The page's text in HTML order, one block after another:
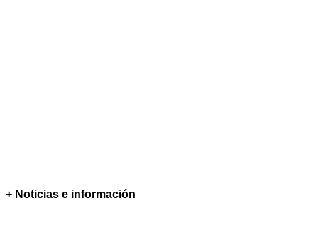
+ Noticias e información